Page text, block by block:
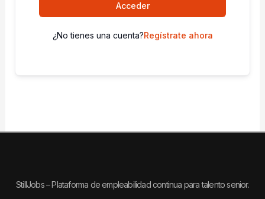
Acceder
¿No tienes una cuenta?Regístrate ahora
StillJobs – Plataforma de empleabilidad continua para talento senior.